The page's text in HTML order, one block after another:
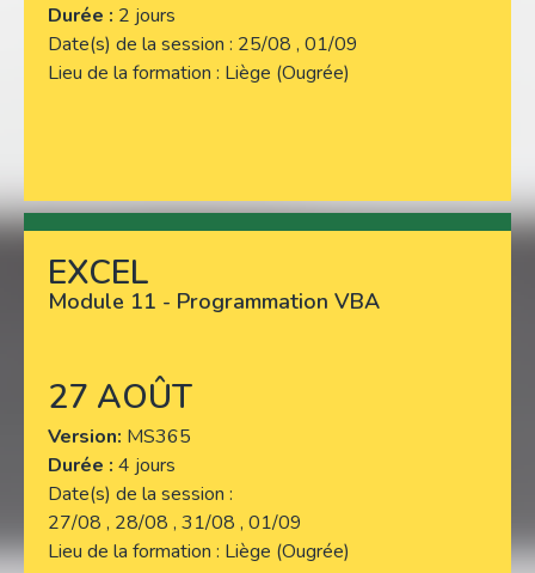
Durée : 2 jours
Date(s) de la session 25/08 , 01/09
Lieu de la formation Liège (Ougrée)
Lire plus
EXCEL
Module 11 - Programmation VBA
27 AOÛT
Version MS365
Durée : 4 jours
Date(s) de la session
27/08 , 28/08 , 31/08 , 01/09
Lieu de la formation Liège (Ougrée)